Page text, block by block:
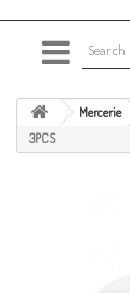
Mercerie
3PCS